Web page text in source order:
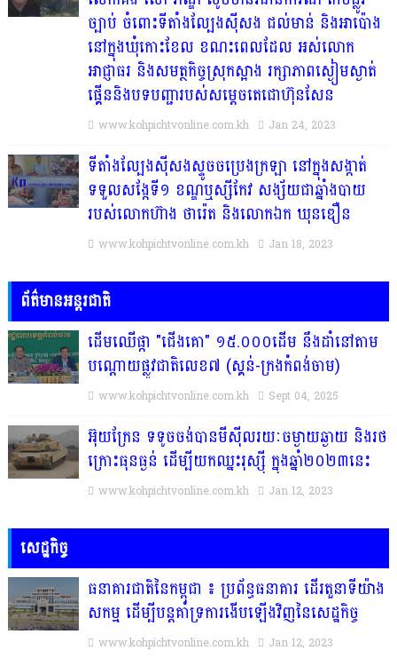
ច្បាប់ ចំពោះទីតាំងល្បែងស៊ីសង ជល់មាន់ និងអាប៉ោង
នៅក្នុងឃុំកោះខែល ខណះពេលដែល អស់លោក
អាជ្ញាធរ និងសមត្ថកិច្ចស្រុកស្អាង រក្សាភាពស្ងៀមស្ងាត់
ផ្គើននិងបទបញ្ជារបស់សម្តេចតេជោហ៊ុនសែន
www.kohpichtvonline.com.kh Jan 24, 2023
ទីតាំងល្បែងស៊ីសងស្ទូចចប្រេងក្រឡា នៅក្នុងសង្កាត់
ទទួលសង្កែទី១ ខណ្ឌឬស្សីកែវ សង្ស័យជាឆ្នាំងបាយ
របស់លោកហ៊ាង ថារ៉េត និងលោកឯក ឃុនឌឿន
www.kohpichtvonline.com.kh Jan 18, 2023
ព័ត៌មានអន្តរជាតិ
ដើមឈើផ្កា "ជើងគោ" ១៥.០០០ដើម នឹងដាំនៅតាម
បណ្តោយផ្លូវជាតិលេខ៧ (ស្គន់-ក្រងកំពង់ចាម)
www.kohpichtvonline.com.kh Sept 04, 2025
អ៊ុយក្រែន ទទូចចង់បានមីស៊ីលរយៈចម្ងាយឆ្ងាយ និងរថ
ក្រោះធុនធ្ងន់ ដើម្បីយកឈ្នះរុស្ស៉ី ក្នុងឆ្នាំ២០២៣នេះ
www.kohpichtvonline.com.kh Jan 12, 2023
សេដ្ឋកិច្ច
ធនាគារជាតិនៃកម្ពុជា ៖ ប្រព័ន្ធធនាគារ ដើរតួនាទីយ៉ាង
សកម្ម ដើម្បីបន្តគាំទ្រការងើបឡើងវិញនៃសេដ្ឋកិច្ច
www.kohpichtvonline.com.kh Jan 12, 2023